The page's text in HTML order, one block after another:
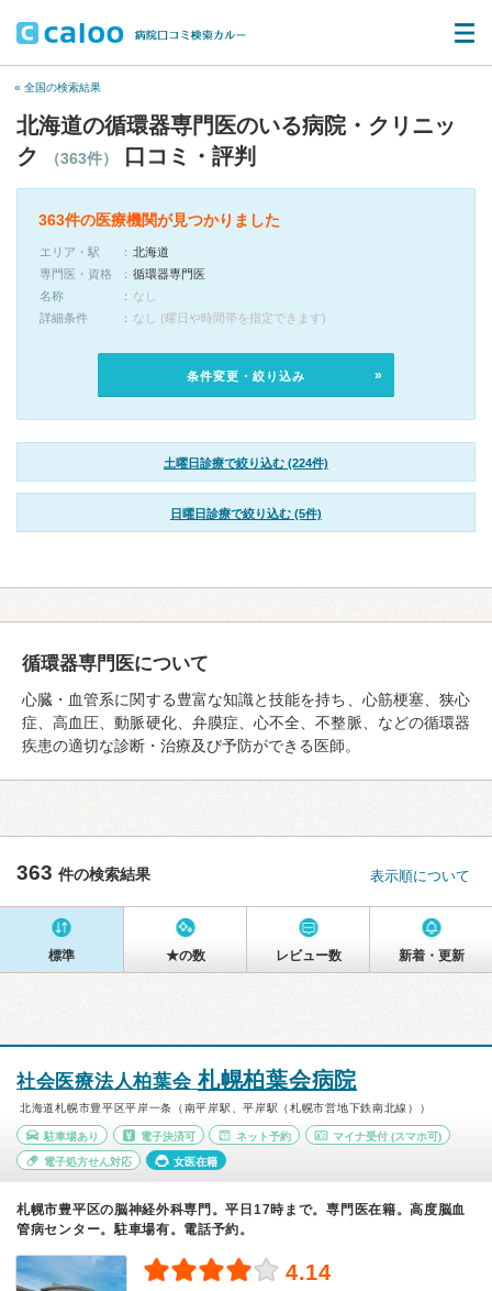
« 全国の検索結果
北海道の循環器専門医のいる病院・クリニッ
ク
（363件） 口コミ・評判
363件の医療機関が見つかりました
エリア・駅
北海道
専門医・資格
循環器専門医
名称
なし
詳細条件
なし (曜日や時間帯を指定できます)
条件変更・絞り込み
土曜日診療で絞り込む (224件)
日曜日診療で絞り込む (5件)
循環器専門医について
心臓・血管系に関する豊富な知識と技能を持ち、心筋梗塞、狭心
症、高血圧、動脈硬化、弁膜症、心不全、不整脈、などの循環器
疾患の適切な診断・治療及び予防ができる医師。
363 件の検索結果 表示順について
標準 ★の数 レビュー数 新着・更新
社会医療法人柏葉会 札幌柏葉会病院
北海道札幌市豊平区平岸一条（南平岸駅、平岸駅（札幌市営地下鉄南北線））
駐車場あり 電子決済可 ネット予約 マイナ受付 (スマホ可)
電子処方せん対応 女医在籍
札幌市豊平区の脳神経外科専門。平日17時まで。専門医在籍。高度脳血
管病センター。駐車場有。電話予約。
4.14